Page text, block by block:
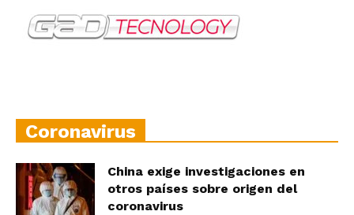
Coronavirus
China exige investigaciones en
otros países sobre origen del
coronavirus